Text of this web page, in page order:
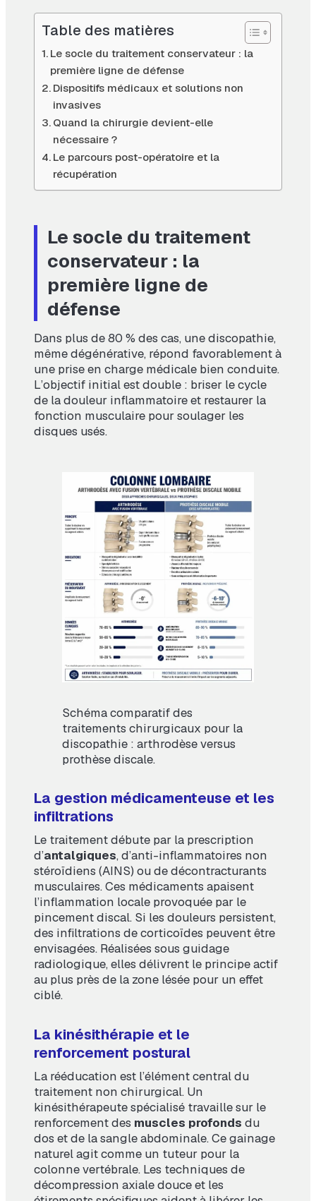
Table des matières
Le socle du traitement conservateur : la
première ligne de défense
Dispositifs médicaux et solutions non
invasives
Quand la chirurgie devient-elle
nécessaire ?
Le parcours post-opératoire et la
récupération
Le socle du traitement
conservateur : la
première ligne de
défense
Dans plus de 80 % des cas, une discopathie,
même dégénérative, répond favorablement à
une prise en charge médicale bien conduite.
L’objectif initial est double : briser le cycle
de la douleur inflammatoire et restaurer la
fonction musculaire pour soulager les
disques usés.
Schéma comparatif des
traitements chirurgicaux pour la
discopathie : arthrodèse versus
prothèse discale.
La gestion médicamenteuse et les
infiltrations
Le traitement débute par la prescription
d’antalgiques, d’anti-inflammatoires non
stéroïdiens (AINS) ou de décontracturants
musculaires. Ces médicaments apaisent
l’inflammation locale provoquée par le
pincement discal. Si les douleurs persistent,
des infiltrations de corticoïdes peuvent être
envisagées. Réalisées sous guidage
radiologique, elles délivrent le principe actif
au plus près de la zone lésée pour un effet
ciblé.
La kinésithérapie et le
renforcement postural
La rééducation est l’élément central du
traitement non chirurgical. Un
kinésithérapeute spécialisé travaille sur le
renforcement des muscles profonds du
dos et de la sangle abdominale. Ce gainage
naturel agit comme un tuteur pour la
colonne vertébrale. Les techniques de
décompression axiale douce et les